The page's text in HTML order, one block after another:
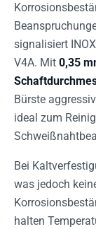
signalisiert
V4A. Mit 0,35
Bürste
ideal zum
Bei
was jedoch
halten